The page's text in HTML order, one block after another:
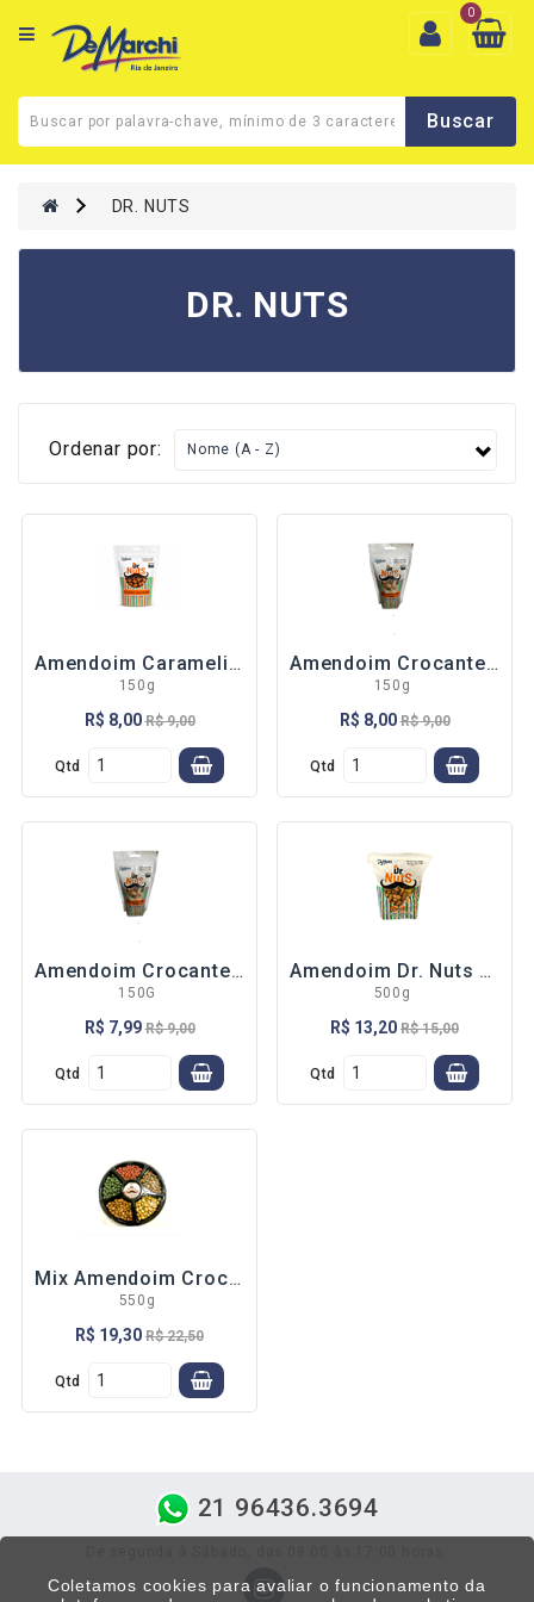
0
entrega
|
Somos
Minha
Fale
AÇAÍ
FRUTAS
-FRUTAS
NUTRISAÚDE
SUCOS/ÁGUA
-
CONCENTRADO
-SUCOS
LEGUMES
-LEGUMES DM
-LEGUMES DM
300 GR
CARNES
MASSAS
PÃES AL FORNO
DIVERSOS
-PÃO /
BONÍSSIMO
DR. NUTS
DR. NUTS
Ordenar por:
Amendoim Caramelizado
150g
R$ 8,00 R$ 9,00
Qtd
Amendoim Crocante Tradicional
150g
R$ 8,00 R$ 9,00
Qtd
Amendoim Crocante Japonês
150G
R$ 7,99 R$ 9,00
Qtd
Amendoim Dr. Nuts Torrado com Casca
500g
R$ 13,20 R$ 15,00
Qtd
Mix Amendoim Crocante Dr. Nuts
550g
R$ 19,30 R$ 22,50
Qtd
21 96436.3694
Coletamos cookies para avaliar o funcionamento da